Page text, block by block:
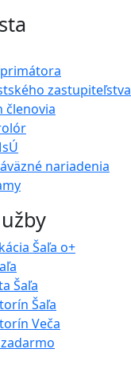
zastupiteľstva
členovia
nariadenia
Šaľa o+
Šaľa
Šaľa
Veča